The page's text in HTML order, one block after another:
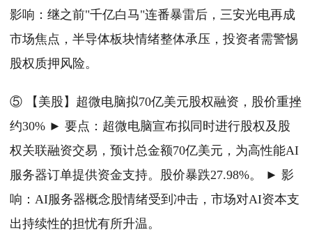
影响：继之前"千亿白马"连番暴雷后，三安光电再成
市场焦点，半导体板块情绪整体承压，投资者需警惕
股权质押风险。
⑤ 【美股】超微电脑拟70亿美元股权融资，股价重挫
约30% ► 要点：超微电脑宣布拟同时进行股权及股
权关联融资交易，预计总金额70亿美元，为高性能AI
服务器订单提供资金支持。股价暴跌27.98%。 ► 影
响：AI服务器概念股情绪受到冲击，市场对AI资本支
出持续性的担忧有所升温。